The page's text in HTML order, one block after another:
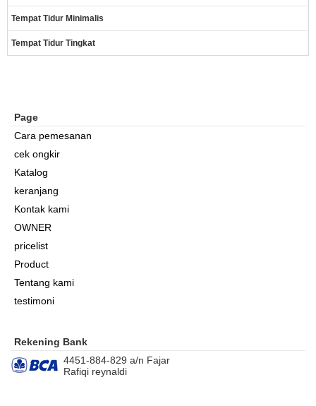
Tempat Tidur Minimalis
Tempat Tidur Tingkat
Page
Cara pemesanan
cek ongkir
Katalog
keranjang
Kontak kami
OWNER
pricelist
Product
Tentang kami
testimoni
Rekening Bank
4451-884-829 a/n Fajar
Rafiqi reynaldi